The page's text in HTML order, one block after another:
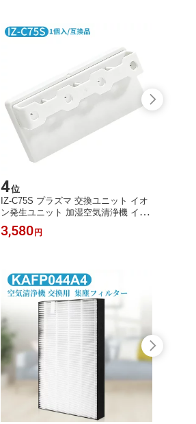
4位
IZ-C75S プラズマ 交換ユニット イオ
ン発生ユニット 加湿空気清浄機 イオ
ン発生機 イオンファン 交換用 プラズ
マ生成器 iz-c75sb1 高濃度 プラズマ
3,580円